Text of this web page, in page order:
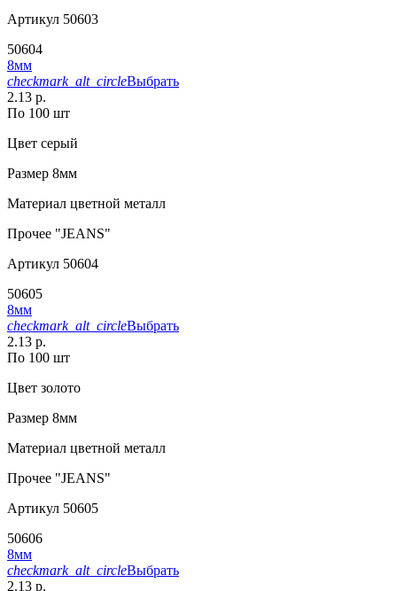
Артикул 50603
50604
8мм
checkmark_alt_circleВыбрать
2.13 р.
По 100 шт
Цвет серый
Размер 8мм
Материал цветной металл
Прочее "JEANS"
Артикул 50604
50605
8мм
checkmark_alt_circleВыбрать
2.13 р.
По 100 шт
Цвет золото
Размер 8мм
Материал цветной металл
Прочее "JEANS"
Артикул 50605
50606
8мм
checkmark_alt_circleВыбрать
2.13 р.